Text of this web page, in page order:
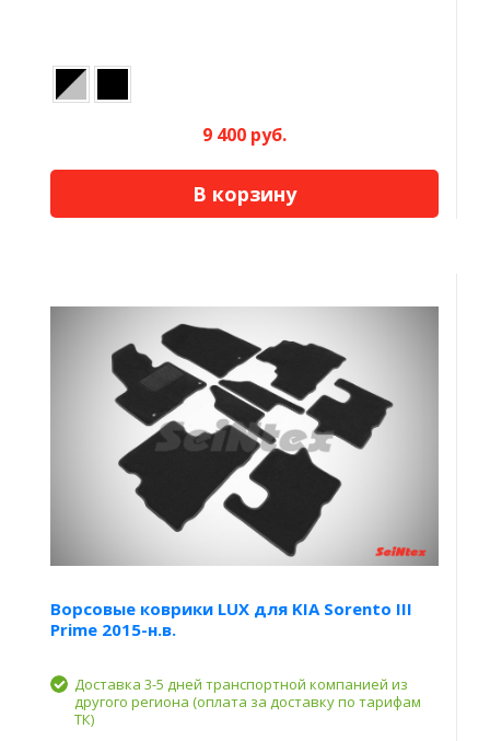
9 400 руб.
В корзину
Ворсовые коврики LUX для KIA Sorento III
Prime 2015-н.в.
Доставка 3-5 дней транспортной компанией из
другого региона (оплата за доставку по тарифам
ТК)